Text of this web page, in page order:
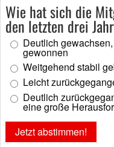
Wie hat sich die
den letzten drei
Deutlich
gewonnen
Weitgehend stabil
Leicht
Deutlich
eine große